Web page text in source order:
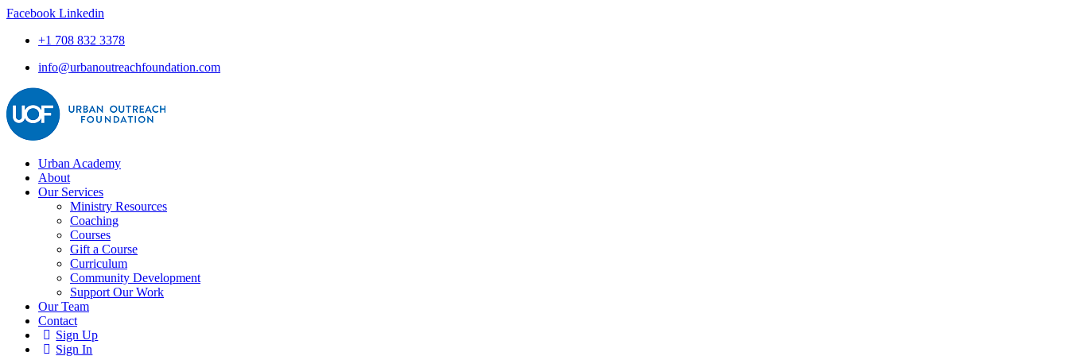
Facebook Linkedin
+1 708 832 3378
info@urbanoutreachfoundation.com
Urban Academy
About
Our Services
Ministry Resources
Coaching
Courses
Gift a Course
Curriculum
Community Development
Support Our Work
Our Team
Contact
Sign Up
Sign In